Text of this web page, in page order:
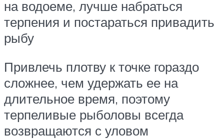
на водоеме, лучше набраться
терпения и постараться привадить
рыбу
Привлечь плотву к точке гораздо
сложнее, чем удержать ее на
длительное время, поэтому
терпеливые рыболовы всегда
возвращаются с уловом